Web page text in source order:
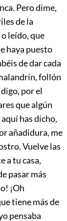
Pero dime,
de la
leído, que
haya puesto
de dar cada
follón
por el
que algún
has dicho,
añadidura, me
Vuelve las
a tu casa,
pasar más
¡Oh
tiene más de
pensaba